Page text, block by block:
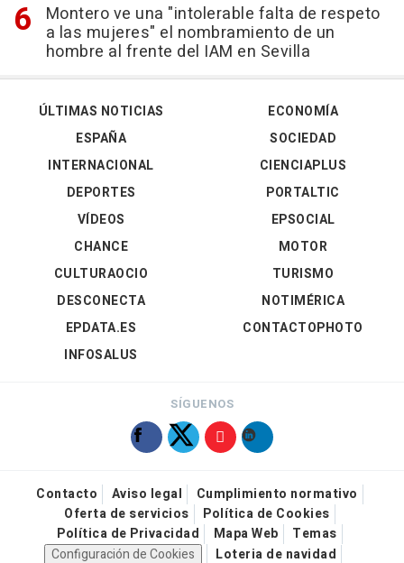
Montero ve una "intolerable falta de respeto
a las mujeres" el nombramiento de un
hombre al frente del IAM en Sevilla
ÚLTIMAS NOTICIAS
ESPAÑA
INTERNACIONAL
DEPORTES
VÍDEOS
ECONOMÍA
SOCIEDAD
CIENCIAPLUS
PORTALTIC
EPSOCIAL
CHANCE
CULTURAOCIO
DESCONECTA
EPDATA.ES
INFOSALUS
MOTOR
TURISMO
NOTIMÉRICA
CONTACTOPHOTO
SÍGUENOS
Contacto Aviso legal
Cumplimiento normativo
Oferta de servicios
Política de Cookies
Política de Privacidad
Mapa Web
Temas
Configuración de Cookies
Loteria de navidad